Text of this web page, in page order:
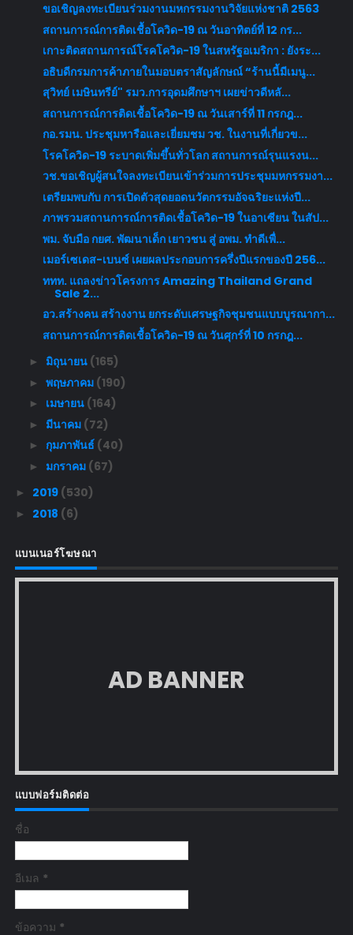
ขอเชิญลงทะเบียนร่วมงานมหกรรมงานวิจัยแห่งชาติ 2563
สถานการณ์การติดเชื้อโควิด-19 ณ วันอาทิตย์ที่ 12 กร...
เกาะติดสถานการณ์โรคโควิด-19 ในสหรัฐอเมริกา : ยังระ...
อธิบดีกรมการค้าภายในมอบตราสัญลักษณ์ “ร้านนี้มีเมนู...
สุวิทย์ เมษินทรีย์" รมว.การอุดมศึกษาฯ เผยข่าวดีหลั...
สถานการณ์การติดเชื้อโควิด-19 ณ วันเสาร์ที่ 11 กรกฎ...
กอ.รมน. ประชุมหารือและเยี่ยมชม วช. ในงานที่เกี่ยวข...
โรคโควิด-19 ระบาดเพิ่มขึ้นทั่วโลก สถานการณ์รุนแรงน...
วช.ขอเชิญผู้สนใจลงทะเบียนเข้าร่วมการประชุมมหกรรมงา...
เตรียมพบกับ การเปิดตัวสุดยอดนวัตกรรมอัจฉริยะแห่งปี...
ภาพรวมสถานการณ์การติดเชื้อโควิด-19 ในอาเซียน ในสัป...
พม. จับมือ กยศ. พัฒนาเด็ก เยาวชน สู่ อพม. ทำดีเพื่...
เมอร์เซเดส-เบนซ์ เผยผลประกอบการครึ่งปีแรกของปี 256...
ททท. แถลงข่าวโครงการ Amazing Thailand Grand
Sale 2...
อว.สร้างคน สร้างงาน ยกระดับเศรษฐกิจชุมชนแบบบูรณากา...
สถานการณ์การติดเชื้อโควิด-19 ณ วันศุกร์ที่ 10 กรกฎ...
► มิถุนายน (165)
► พฤษภาคม (190)
► เมษายน (164)
► มีนาคม (72)
► กุมภาพันธ์ (40)
► มกราคม (67)
► 2019 (530)
► 2018 (6)
แบนเนอร์โฆษณา
AD BANNER
แบบฟอร์มติดต่อ
ชื่อ
อีเมล *
ข้อความ *